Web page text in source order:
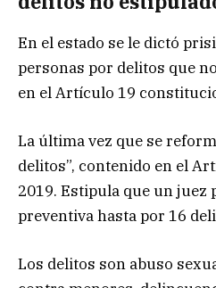
En el estado se le dictó
personas por delitos que
en el Artículo 19
La última vez que se
delitos”, contenido en el
2019. Estipula que un
preventiva hasta por 16
Los delitos son abuso